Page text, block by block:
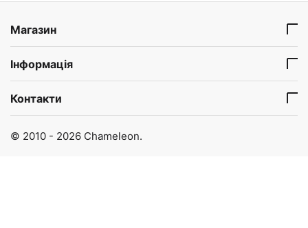
Магазин
Інформація
Контакти
© 2010 - 2026 Chameleon.